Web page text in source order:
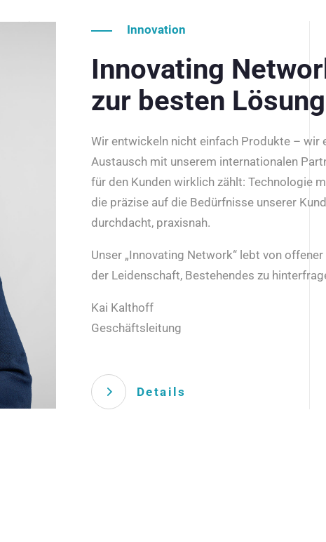
Innovation
Innovating
zur besten
Wir entwickeln nicht einfach Produkte – wir
Austausch mit unserem internationalen
für den Kunden wirklich zählt: Technologie
die präzise auf die Bedürfnisse unserer
durchdacht, praxisnah.
Unser „Innovating Network“ lebt von
der Leidenschaft, Bestehendes zu
Kai Kalthoff
Geschäftsleitung
Details